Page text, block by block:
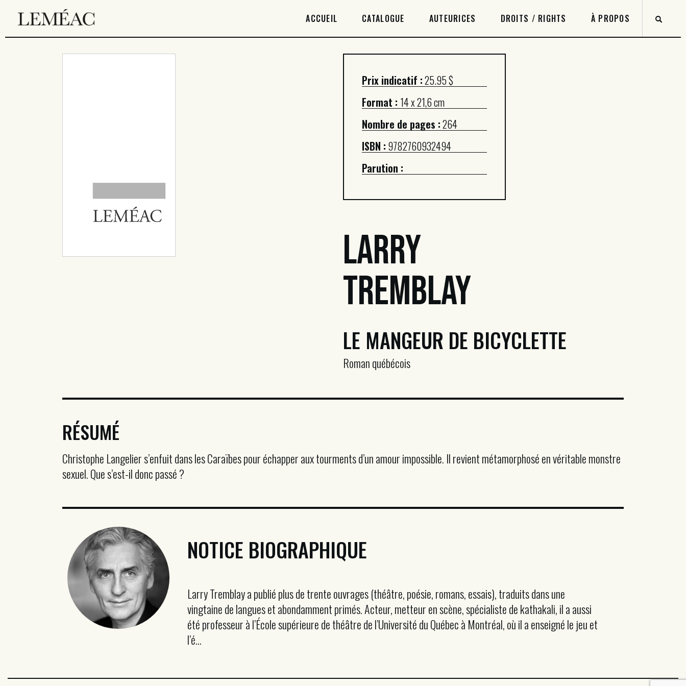
ACCUEIL CATALOGUE AUTEURICES DROITS / RIGHTS À PROPOS
CATALOGUE
Prix indicatif :25.95 $
Format : 14 x 21,6 cm
Nombre de pages :264
ISBN : 9782760932494
Parution :
Larry
Tremblay
LE MANGEUR DE BICYCLETTE
Roman québécois
RÉSUMÉ
Christophe Langelier s’enfuit dans les Caraïbes pour échapper aux tourments d’un amour impossible. Il revient métamorphosé en véritable monstre
sexuel. Que s’est-il donc passé ?
NOTICE BIOGRAPHIQUE
Larry Tremblay a publié plus de trente ouvrages (théâtre, poésie, romans, essais), traduits dans une
vingtaine de langues et abondamment primés. Acteur, metteur en scène, spécialiste de kathakali, il a aussi
été professeur à l’École supérieure de théâtre de l’Université du Québec à Montréal, où il a enseigné le jeu et
l’é...